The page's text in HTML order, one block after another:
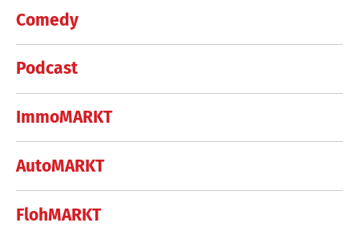
Comedy
Podcast
ImmoMARKT
AutoMARKT
FlohMARKT